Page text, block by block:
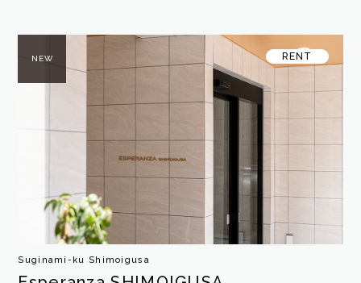
NEW RENT
Suginami-ku Shimoigusa